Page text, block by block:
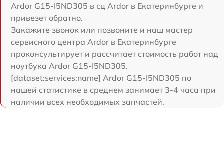
Ardor G15-I5ND305 в сц Ardor в Екатеринбурге и
привезет обратно.
Закажите звонок или позвоните и наш мастер
сервисного центра Ardor в Екатеринбурге
проконсультирует и рассчитает стоимость работ над
ноутбука Ardor G15-I5ND305.
[dataset:services:name] Ardor G15-I5ND305 по
нашей статистике в среднем занимает 3-4 часа при
наличии всех необходимых запчастей.